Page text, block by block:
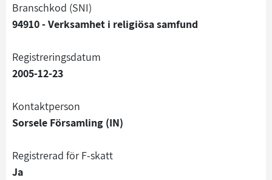
branschkod (SNI)
94910 - Verksamhet i religiösa samfund
registreringsdatum
2005-12-23
Kontaktperson
Sorsele Församling (IN)
registrerad för F-skatt
Ja